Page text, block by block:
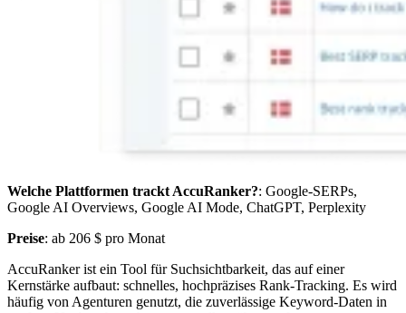
Welche Plattformen trackt AccuRanker?: Google-SERPs,
Google AI Overviews, Google AI Mode, ChatGPT, Perplexity
Preise: ab 206 $ pro Monat
AccuRanker ist ein Tool für Suchsichtbarkeit, das auf einer
Kernstärke aufbaut: schnelles, hochpräzises Rank-Tracking. Es wird
häufig von Agenturen genutzt, die zuverlässige Keyword-Daten in